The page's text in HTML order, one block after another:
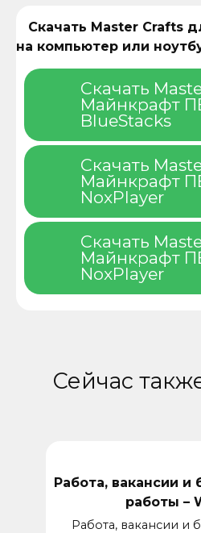
Скачать Master Crafts
на компьютер или
Скачать
Майнкрафт
BlueStacks
Скачать
Майнкрафт
NoxPlayer
Скачать
Майнкрафт
NoxPlayer
Сейчас
Работа, вакансии и
работы –
Работа, вакансии и